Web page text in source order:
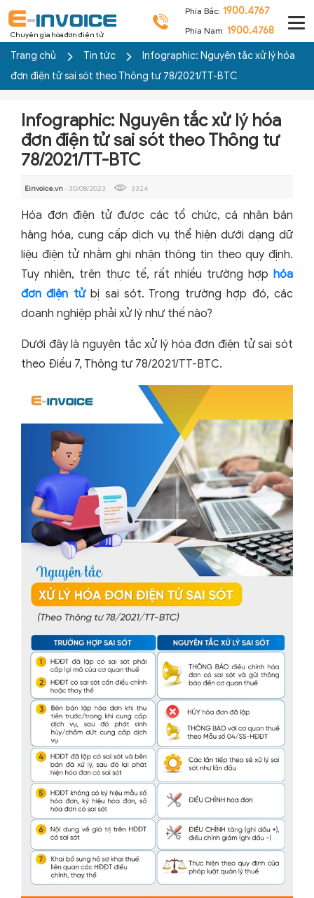
Chuyên gia hóa đơn điện tử
Phía Bắc: 1900.4767
Phía Nam: 1900.4768
Trang chủ Tin tức
Infographic: Nguyên tắc xử lý hóa
đơn điện tử sai sót theo Thông tư 78/2021/TT-BTC
Infographic: Nguyên tắc xử lý hóa
đơn điện tử sai sót theo Thông tư
78/2021/TT-BTC
Einvoice.vn- 30/08/2023 3324
Hóa đơn điện tử được các tổ chức, cá nhân bán
hàng hóa, cung cấp dịch vụ thể hiện dưới dạng dữ
liệu điện tử nhằm ghi nhận thông tin theo quy định.
Tuy nhiên, trên thực tế, rất nhiều trường hợp hóa
đơn điện tửbị sai sót. Trong trường hợp đó, các
doanh nghiệp phải xử lý như thế nào?
Dưới đây là nguyên tắc xử lý hóa đơn điện tử sai sót
theo Điều 7, Thông tư 78/2021/TT-BTC.